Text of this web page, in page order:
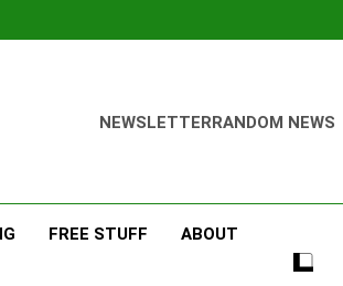
NEWSLETTERRANDOM NEWS
FREE STUFF ABOUT